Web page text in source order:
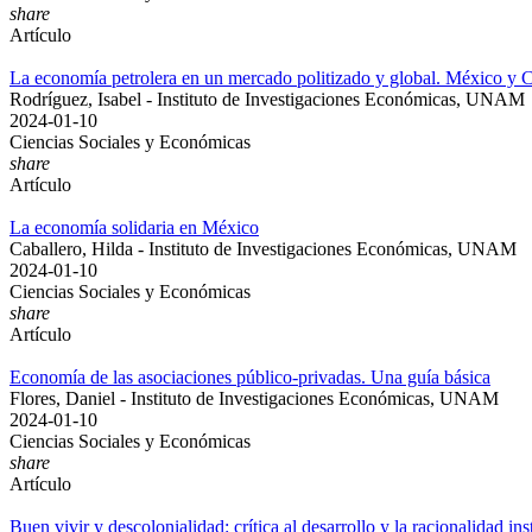
share
Artículo
La economía petrolera en un mercado politizado y global. México y
Rodríguez, Isabel - Instituto de Investigaciones Económicas, UNAM
2024-01-10
Ciencias Sociales y Económicas
share
Artículo
La economía solidaria en México
Caballero, Hilda - Instituto de Investigaciones Económicas, UNAM
2024-01-10
Ciencias Sociales y Económicas
share
Artículo
Economía de las asociaciones público-privadas. Una guía básica
Flores, Daniel - Instituto de Investigaciones Económicas, UNAM
2024-01-10
Ciencias Sociales y Económicas
share
Artículo
Buen vivir y descolonialidad: crítica al desarrollo y la racionalidad